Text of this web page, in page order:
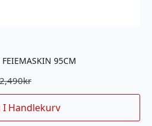
FEIEMASKIN 95CM
kr
I Handlekurv